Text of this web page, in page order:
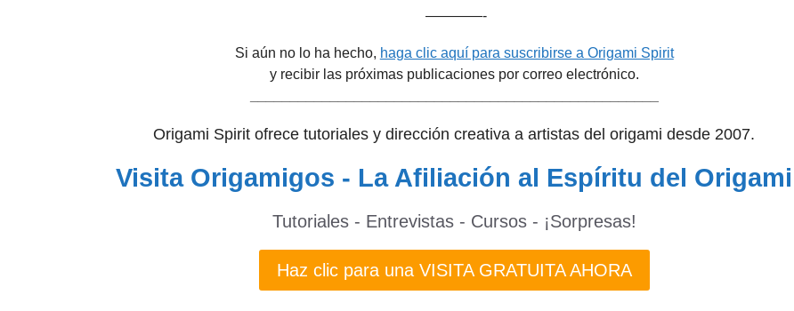
————-
Si aún no lo ha hecho, haga clic aquí para suscribirse a Origami Spirit
y recibir las próximas publicaciones por correo electrónico.
Origami Spirit ofrece tutoriales y dirección creativa a artistas del origami desde 2007.
Visita Origamigos - La Afiliación al Espíritu del Origami
Tutoriales - Entrevistas - Cursos - ¡Sorpresas!
Haz clic para una VISITA GRATUITA AHORA